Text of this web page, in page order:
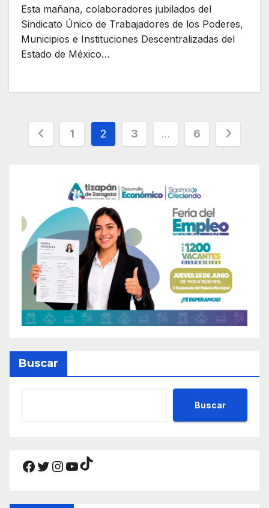
Esta mañana, colaboradores jubilados del
Sindicato Único de Trabajadores de los Poderes,
Municipios e Instituciones Descentralizadas del
Estado de México…
Paginación
entradas
1 2 3 … 6
Buscar
Buscar
Facebook
Twitter
Instagram
YouTube
TikTok